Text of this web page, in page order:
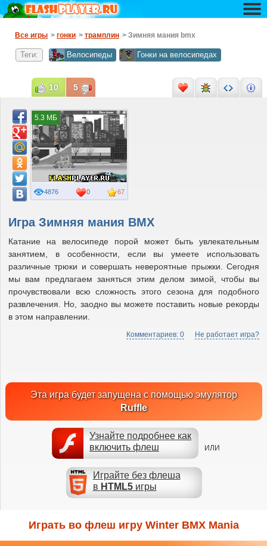
Все игры > гонки > трамплин > Зимняя мания bmx
Теги: Велосипеды Гонки на велосипедах
Игра Зимняя мания BMX
Катание на велосипеде порой может быть увлекательным
занятием, в особенности, если вы умеете использовать
различные трюки и совершать невероятные прыжки. Сегодня
мы вам предлагаем заняться этим делом зимой, чтобы вы
прочувствовали всю сложность этого сезона для подобного
развлечения. Но, заодно вы можете поставить новые рекорды
в этом направлении.
Комментариев: 0 Не работает игра?
Эта игра будет запущена с помощью эмулятор
Ruffle
Узнайте подробнее как
включить флеш
ИЛИ
Играйте без флеша
в HTML5игры
67
4876 0
5.3 МБ
10 5
Играть во флеш игру Winter BMX Mania